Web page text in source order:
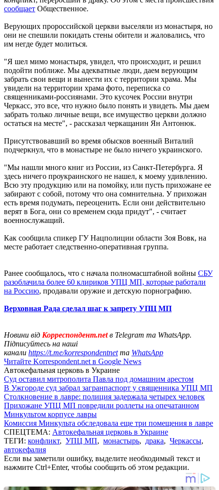
сообщает Общественное.
Верующих пророссийской церкви выселяли из монастыря, но
они не спешили покидать стены обители и жаловались, что
им негде будет молиться.
"Я шел мимо монастыря, увидел, что происходит, и решил
подойти поближе. Мы адекватные люди, даем верующим
забрать свои вещи и вынести их с территории храма. Мы
увидели на территории храма фото, переписка со
священниками-россиянами. Это кусочек России внутри
Черкасс, это все, что нужно было понять и увидеть. Мы даем
забрать только личные вещи, все имущество церкви должно
остаться на месте", - рассказал черкащанин Ян Антонюк.
Присутствовавший во время обысков военный Виталий
подчеркнул, что в монастыре не было ничего украинского.
"Мы нашли много книг из России, из Санкт-Петербурга. Я
здесь ничего проукраинского не нашел, к моему удивлению.
Всю эту продукцию или на помойку, или пусть прихожане ее
забирают с собой, потому что она сомнительна. У прихожан
есть время подумать, переоценить. Если они действительно
верят в Бога, они со временем сюда придут", - считает
военнослужащий.
Как сообщила спикер ГУ Нацполиции области Зоя Вовк, на
месте работает следственно-оперативная группа.
Ранее сообщалось, что с начала полномасштабной войны СБУ
разоблачила более 60 клириков УПЦ МП, которые работали
на Россию, продавали оружие и детскую порнографию.
Верховная Рада сделал шаг к запрету УПЦ МП
Новини від Корреспондент.netв Telegram та WhatsApp.
Підписуйтесь на наші
канали https://t.me/korrespondentnetта WhatsApp
Читайте Korrespondent.net в Google News
Автокефальная церковь в Украине
Суд оставил митрополита Павла под домашним арестом
В Ужгороде суд забрал загранпаспорт у священника УПЦ МП
Столкновение в лавре: полиция задержала четырех человек
Прихожане УПЦ МП повредили роллеты на опечатанном
Минкультом корпусе лавры
Комиссия Минкульта обследовала еще три помещения в лавре
СПЕЦТЕМА: Автокефальная церковь в Украине
ТЕГИ: конфликт, УПЦ МП, монастырь, драка, Черкассы,
автокефалия
Если вы заметили ошибку, выделите необходимый текст и
нажмите Ctrl+Enter, чтобы сообщить об этом редакции.